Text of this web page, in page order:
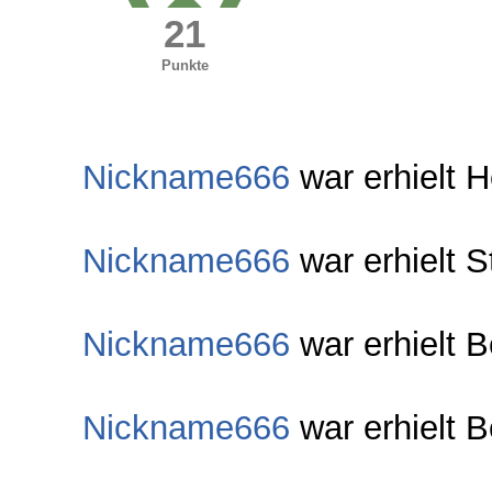
21
Punkte
Nickname666 war erhielt
Nickname666 war erhielt
Nickname666 war erhielt
Nickname666 war erhielt